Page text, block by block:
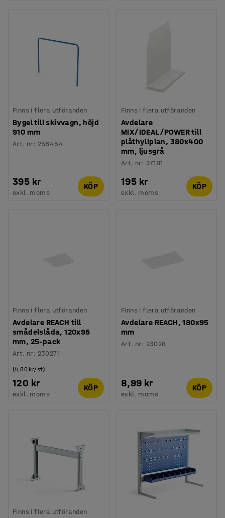
Finns i flera utföranden
Bygel till skivvagn, höjd
910 mm
Art. nr: 256454
395 kr
exkl. moms
KÖP
Finns i flera utföranden
Avdelare
MIX/IDEAL/POWER till
plåthyllplan, 380x400
mm, ljusgrå
Art. nr: 27181
195 kr
exkl. moms
KÖP
Finns i flera utföranden
Avdelare REACH till
smådelslåda, 120x95
mm, 25-pack
Art. nr: 230271
120 kr
(4,80 kr/st)
exkl. moms
KÖP
Finns i flera utföranden
Avdelare REACH, 180x95
mm
Art. nr: 23028
8,99 kr
exkl. moms
KÖP
Finns i flera utföranden